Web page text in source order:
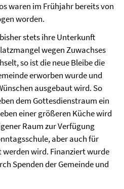
waren im Frühjahr bereits von
worden.
stets ihre Unterkunft
wegen Zuwachses
so ist die neue Bleibe die
erworben wurde und
ausgebaut wird. So
dem Gottesdienstraum ein
einer größeren Küche wird
Raum zur Verfügung
aber auch für
wird. Finanziert wurde
Spenden der Gemeinde und